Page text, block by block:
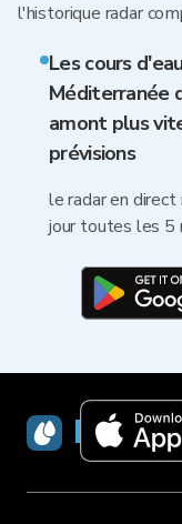
l'historique radar
Les cours
Méditerranée
amont plus
prévisions
le radar en
jour toutes les 5